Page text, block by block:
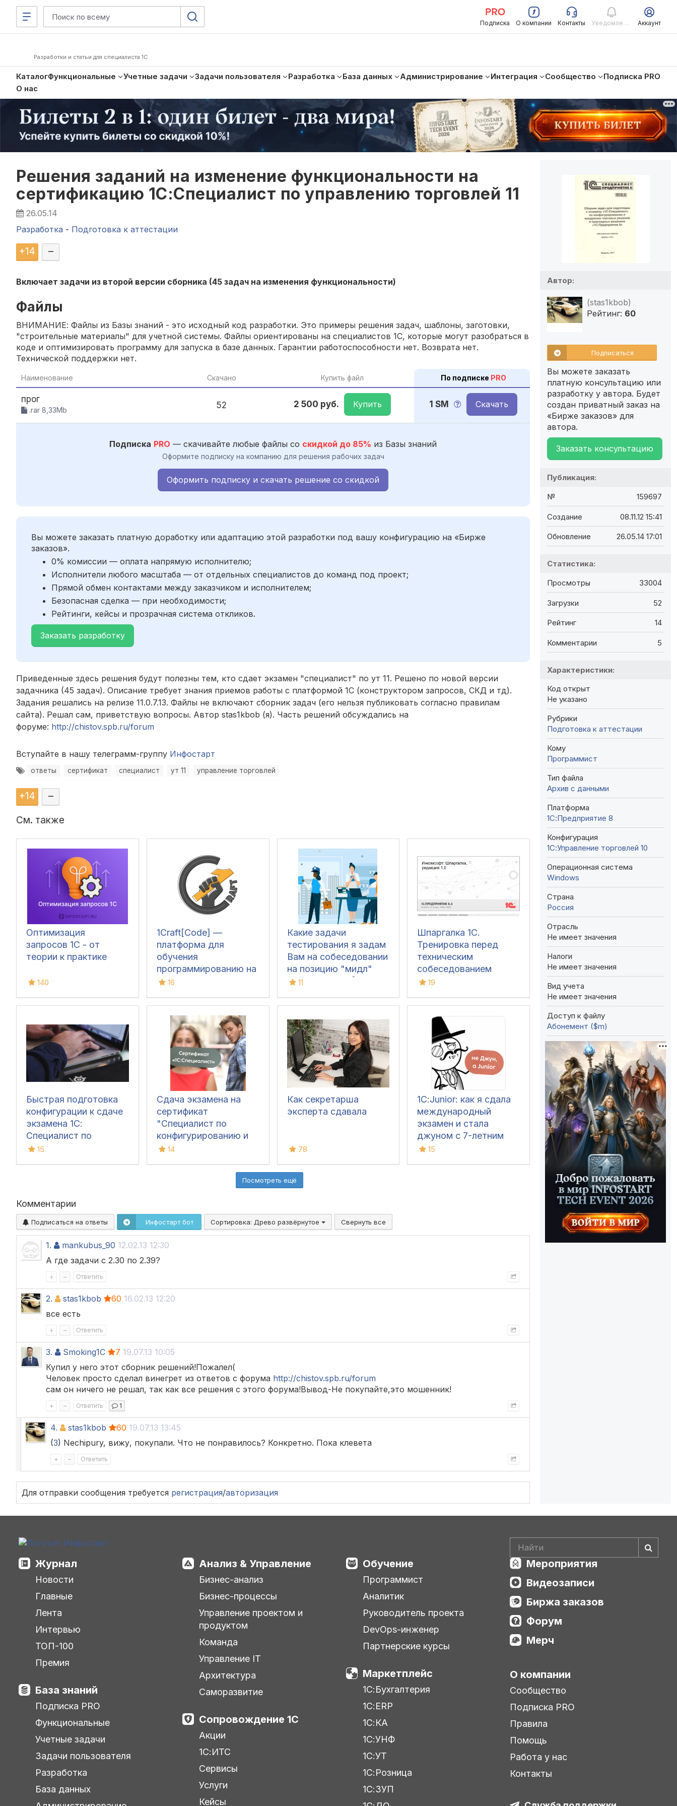
Подписка О компании Контакты Уведомления Аккаунт
Разработки и статьи для специалиста 1С
КаталогФункциональные Учетные задачи Задачи пользователя Разработка База данных Администрирование Интеграция Сообщество
Подписка PRO
О нас
Решения заданий на изменение функциональности на
сертификацию 1С:Специалист по управлению торговлей 11
26.05.14
Разработка - Подготовка к аттестации
+14 –
Включает задачи из второй версии сборника (45 задач на изменения функциональности)
Файлы
ВНИМАНИЕ: Файлы из Базы знаний - это исходный код разработки. Это примеры решения задач, шаблоны, заготовки,
"строительные материалы" для учетной системы. Файлы ориентированы на специалистов 1С, которые могут разобраться в
коде и оптимизировать программу для запуска в базе данных. Гарантии работоспособности нет. Возврата нет.
Технической поддержки нет.
Наименование Скачано Купить файл По подписке PRO
прог
.rar 8,33Mb 52 2 500 руб. Купить 1 SM Скачать
Подписка PRO — скачивайте любые файлы со скидкой до 85% из Базы знаний
Оформите подписку на компанию для решения рабочих задач
Оформить подписку и скачать решение со скидкой
Вы можете заказать платную доработку или адаптацию этой разработки под вашу конфигурацию на «Бирже
заказов».
0% комиссии — оплата напрямую исполнителю;
Исполнители любого масштаба — от отдельных специалистов до команд под проект;
Прямой обмен контактами между заказчиком и исполнителем;
Безопасная сделка — при необходимости;
Рейтинги, кейсы и прозрачная система откликов.
Заказать разработку
Приведенные здесь решения будут полезны тем, кто сдает экзамен "специалист" по ут 11. Решено по новой версии
задачника (45 задач). Описание требует знания приемов работы с платформой 1С (конструктором запросов, СКД и тд).
Задания решались на релизе 11.0.7.13. Файлы не включают сборник задач (его нельзя публиковать согласно правилам
сайта). Решал сам, приветствую вопросы. Автор stas1kbob (я). Часть решений обсуждались на
форуме: http://chistov.spb.ru/forum
Вступайте в нашу телеграмм-группу Инфостарт
ответы сертификат специалист ут 11 управление торговлей
+14 –
См. также
Оптимизация
запросов 1С - от
теории к практике
140
1Craft[Code] —
платформа для
обучения
программированию на
1С16
Какие задачи
тестирования я задам
Вам на собеседовании
на позицию "мидл"
[февраль 2026]
11
Шпаргалка 1С.
Тренировка перед
техническим
собеседованием
19
Быстрая подготовка
конфигурации к сдаче
экзамена 1С:
Специалист по
платформе 8.3
15
Сдача экзамена на
сертификат
"Специалист по
конфигурированию и
внедрению 1С:ЗУП".
14
Как секретарша
эксперта сдавала
78
1С:Junior: как я сдала
международный
экзамен и стала
джуном с 7-летним
стажем
15
Посмотреть ещё
Комментарии
Подписаться на ответы Инфостарт бот Сортировка: Древо развёрнутое Свернуть все
1. mankubus_90 12.02.13 12:30
А где задачи с 2.30 по 2.39?
+ – Ответить
2. stas1kbob 60 16.02.13 12:20
все есть
+ – Ответить
3. Smoking1C 7 19.07.13 10:05
Купил у него этот сборник решений!Пожалел(
Человек просто сделал винегрет из ответов с форума http://chistov.spb.ru/forum
сам он ничего не решал, так как все решения с этого форума!Вывод-Не покупайте,это мошенник!
+ – Ответить 1
4. stas1kbob 60 19.07.13 13:45
(3) Nechipury, вижу, покупали. Что не понравилось? Конкретно. Пока клевета
+ – Ответить
Для отправки сообщения требуется регистрация/авторизация
Автор:
(stas1kbob)
Рейтинг: 60
Подписаться
Вы можете заказать
платную консультацию или
разработку у автора. Будет
создан приватный заказ на
«Бирже заказов» для
автора.
Заказать консультацию
Публикация:
№ 159697
Создание 08.11.12 15:41
Обновление 26.05.14 17:01
Статистика:
Просмотры 33004
Загрузки 52
Рейтинг 14
Комментарии 5
Характеристики:
Код открыт
Не указано
Рубрики
Подготовка к аттестации
Кому
Программист
Тип файла
Архив с данными
Платформа
1С:Предприятие 8
Конфигурация
1С:Управление торговлей 10
Операционная система
Windows
Страна
Россия
Отрасль
Не имеет значения
Налоги
Не имеет значения
Вид учета
Не имеет значения
Доступ к файлу
Абонемент ($m)
Журнал
Новости
Главные
Лента
Интервью
ТОП-100
Премия
База знаний
Подписка PRO
Функциональные
Учетные задачи
Задачи пользователя
Разработка
База данных
Анализ & Управление
Бизнес-анализ
Бизнес-процессы
Управление проектом и
продуктом
Команда
Управление IT
Архитектура
Саморазвитие
Сопровождение 1С
Акции
1С:ИТС
Сервисы
Услуги
Кейсы
Обучение
Программист
Аналитик
Руководитель проекта
DevOps-инженер
Партнерские курсы
Маркетплейс
1С:Бухгалтерия
1С:ERP
1С:КА
1С:УНФ
1С:УТ
1С:Розница
1С:ЗУП
Мероприятия
Видеозаписи
Биржа заказов
Форум
Мерч
О компании
Сообщество
Подписка PRO
Правила
Помощь
Работа у нас
Контакты